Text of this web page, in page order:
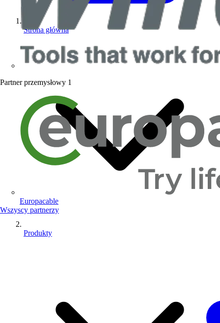
Partner przemysłowy 1
Europacable
Wszyscy partnerzy
Strona główna
Produkty